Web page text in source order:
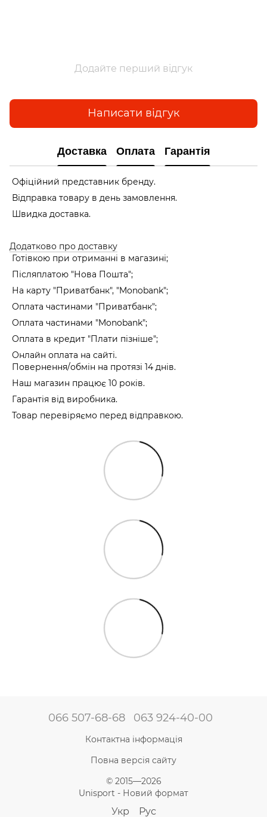
Додайте перший відгук
Написати відгук
Доставка Оплата Гарантія
Офіційний представник бренду.
Відправка товару в день замовлення.
Швидка доставка.
Додатково про доставку
Готівкою при отриманні в магазині;
Післяплатою "Нова Пошта";
На карту "Приватбанк", "Monobank";
Оплата частинами "Приватбанк";
Оплата частинами "Monobank";
Оплата в кредит "Плати пізніше";
Онлайн оплата на сайті.
Повернення/обмін на протязі 14 днів.
Наш магазин працює 10 років.
Гарантія від виробника.
Товар перевіряємо перед відправкою.
066 507-68-68 063 924-40-00
Контактна інформація
Повна версія сайту
© 2015—2026
Unisport - Новий формат
Укр Рус